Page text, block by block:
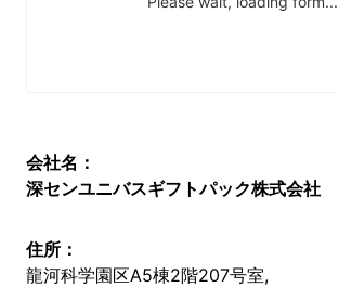
会社名：
深センユニバスギフトパック株式会社
住所：
龍河科学園区A5棟2階207号室,